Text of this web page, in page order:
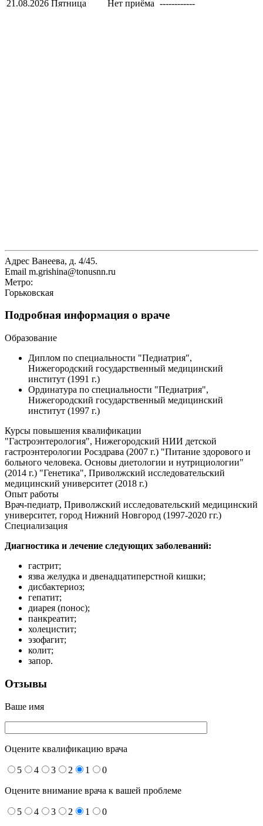
21.08.2026 Пятница Нет приёма ------------
Адрес Ванеева, д. 4/45.
Email m.grishina@tonusnn.ru
Метро:
Горьковская
Подробная информация о враче
Образование
Диплом по специальности "Педиатрия",
Нижегородский государственный медицинский
институт (1991 г.)
Ординатура по специальности "Педиатрия",
Нижегородский государственный медицинский
институт (1997 г.)
Курсы повышения квалификации
"Гастроэнтерология", Нижегородский НИИ детской
гастроэнтерологии Росздрава (2007 г.) "Питание здорового и
больного человека. Основы диетологии и нутрициологии"
(2014 г.) "Генетика", Приволжский исследовательский
медицинский университет (2018 г.)
Опыт работы
Врач-педиатр, Приволжский исследовательский медицинский
университет, город Нижний Новгород (1997-2020 гг.)
Специализация
Диагностика и лечение следующих заболеваний:
гастрит;
язва желудка и двенадцатиперстной кишки;
дисбактериоз;
гепатит;
диарея (понос);
панкреатит;
холецистит;
эзофагит;
колит;
запор.
Отзывы
Ваше имя
Оцените квалификацию врача
5 4 3 2 1 0
Оцените внимание врача к вашей проблеме
5 4 3 2 1 0